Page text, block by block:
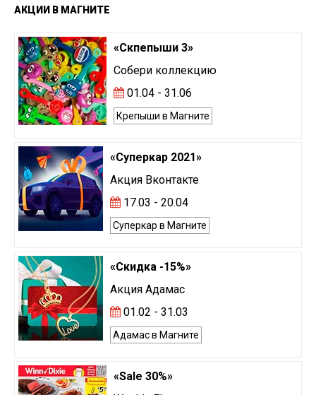
АКЦИИ В МАГНИТЕ
«Скпепыши 3»
Собери коллекцию
01.04 - 31.06
Крепыши в Магните
«Суперкар 2021»
Акция Вконтакте
17.03 - 20.04
Суперкар в Магните
«Скидка -15%»
Акция Адамас
01.02 - 31.03
Адамас в Магните
«Sale 30%»